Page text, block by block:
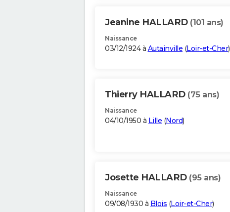
Jeanine HALLARD (101 ans)
Naissance
03/12/1924 à Autainville (Loir-et-Cher)
Thierry HALLARD (75 ans)
Naissance
04/10/1950 à Lille (Nord)
Josette HALLARD (95 ans)
Naissance
09/08/1930 à Blois (Loir-et-Cher)